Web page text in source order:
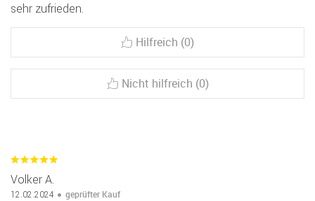
sehr zufrieden.
Hilfreich (0)
Nicht hilfreich (0)
Volker A.
12.02.2024 geprüfter Kauf